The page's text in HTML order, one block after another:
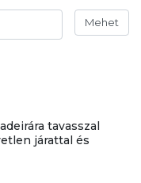
Mehet
tavasszal
járattal és